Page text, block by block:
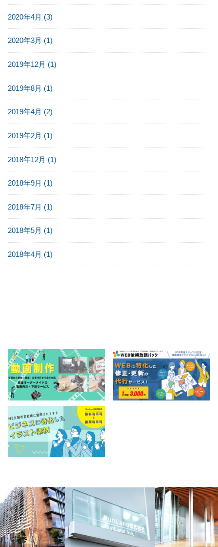
2020年4月 (3)
2020年3月 (1)
2019年12月 (1)
2019年8月 (1)
2019年4月 (2)
2019年2月 (1)
2018年12月 (1)
2018年9月 (1)
2018年7月 (1)
2018年5月 (1)
2018年4月 (1)